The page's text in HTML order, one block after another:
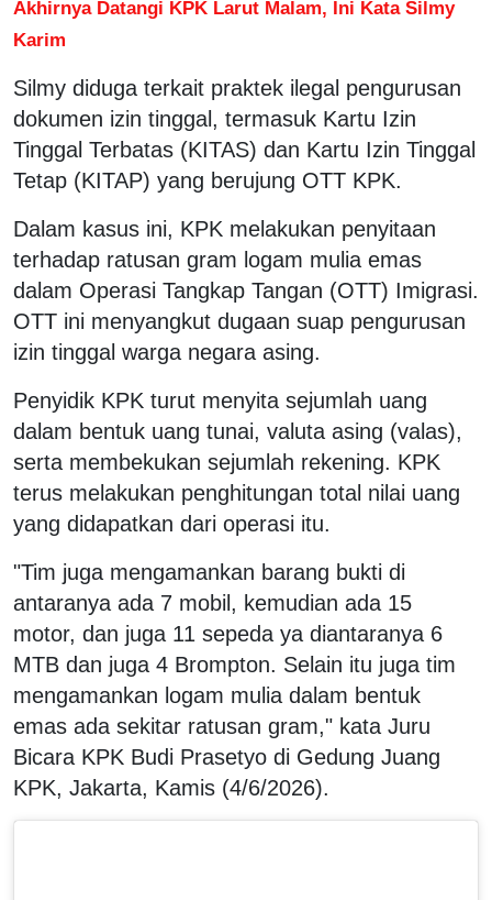
Akhirnya Datangi KPK Larut Malam, Ini Kata Silmy
Karim
Silmy diduga terkait praktek ilegal pengurusan
dokumen izin tinggal, termasuk Kartu Izin
Tinggal Terbatas (KITAS) dan Kartu Izin Tinggal
Tetap (KITAP) yang berujung OTT KPK.
Dalam kasus ini, KPK melakukan penyitaan
terhadap ratusan gram logam mulia emas
dalam Operasi Tangkap Tangan (OTT) Imigrasi.
OTT ini menyangkut dugaan suap pengurusan
izin tinggal warga negara asing.
Penyidik KPK turut menyita sejumlah uang
dalam bentuk uang tunai, valuta asing (valas),
serta membekukan sejumlah rekening. KPK
terus melakukan penghitungan total nilai uang
yang didapatkan dari operasi itu.
"Tim juga mengamankan barang bukti di
antaranya ada 7 mobil, kemudian ada 15
motor, dan juga 11 sepeda ya diantaranya 6
MTB dan juga 4 Brompton. Selain itu juga tim
mengamankan logam mulia dalam bentuk
emas ada sekitar ratusan gram," kata Juru
Bicara KPK Budi Prasetyo di Gedung Juang
KPK, Jakarta, Kamis (4/6/2026).